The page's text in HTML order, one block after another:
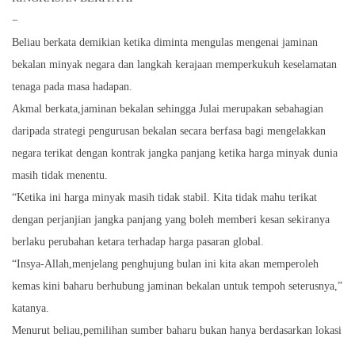
−
Beliau berkata demikian ketika diminta mengulas mengenai jaminan
bekalan minyak negara dan langkah kerajaan memperkukuh keselamatan
tenaga pada masa hadapan.
Akmal berkata,jaminan bekalan sehingga Julai merupakan sebahagian
daripada strategi pengurusan bekalan secara berfasa bagi mengelakkan
negara terikat dengan kontrak jangka panjang ketika harga minyak dunia
masih tidak menentu.
“Ketika ini harga minyak masih tidak stabil. Kita tidak mahu terikat
dengan perjanjian jangka panjang yang boleh memberi kesan sekiranya
berlaku perubahan ketara terhadap harga pasaran global.
“Insya-Allah,menjelang penghujung bulan ini kita akan memperoleh
kemas kini baharu berhubung jaminan bekalan untuk tempoh seterusnya,”
katanya.
Menurut beliau,pemilihan sumber baharu bukan hanya berdasarkan lokasi